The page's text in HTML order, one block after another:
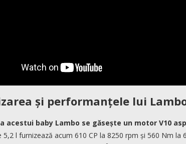
și performanțele lui
acestui baby Lambo se găsește un motor V10
5,2 l furnizează acum 610 CP la 8250 rpm și 560 Nm